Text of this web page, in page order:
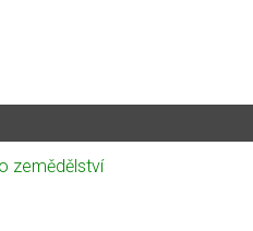
zemědělství